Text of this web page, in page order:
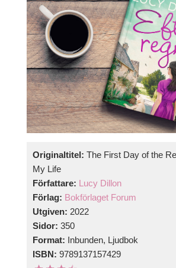
Originaltitel: The First Day of the
My Life
Författare: Lucy Dillon
Förlag: Bokförlaget Forum
Utgiven: 2022
Sidor: 350
Format: Inbunden, Ljudbok
ISBN: 9789137157429